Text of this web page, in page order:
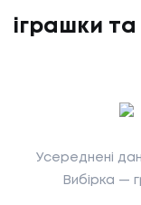
іграшки та
Усереднені
Вибірка —